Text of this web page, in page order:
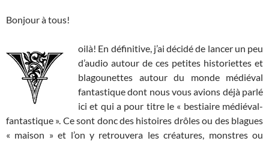
Bonjour à tous!
oilà! En définitive, j’ai décidé de lancer un peu
d’audio autour de ces petites historiettes et
blagounettes autour du monde médiéval
fantastique dont nous vous avions déjà parlé
ici et qui a pour titre le « bestiaire médiéval-
fantastique ». Ce sont donc des histoires drôles ou des blagues
« maison » et l’on y retrouvera les créatures, monstres ou